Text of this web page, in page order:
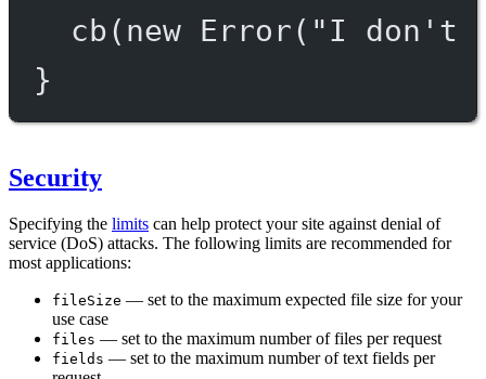
cb( new Error( "I don't
}
Security
Specifying the limits can help protect your site against denial of
service (DoS) attacks. The following limits are recommended for
most applications:
fileSize — set to the maximum expected file size for your
use case
files — set to the maximum number of files per request
fields — set to the maximum number of text fields per